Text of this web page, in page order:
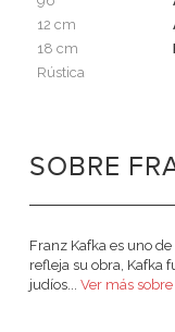
12 cm
18 cm
Rústica
SOBRE
Franz Kafka es uno
refleja su obra, Kafka
judíos... Ver más